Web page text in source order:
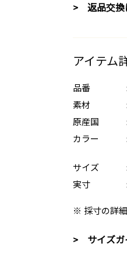
> 返品交換
アイテム
品番
素材
原産国
カラー
サイズ
実寸
※ 採寸の詳細
> サイズガ